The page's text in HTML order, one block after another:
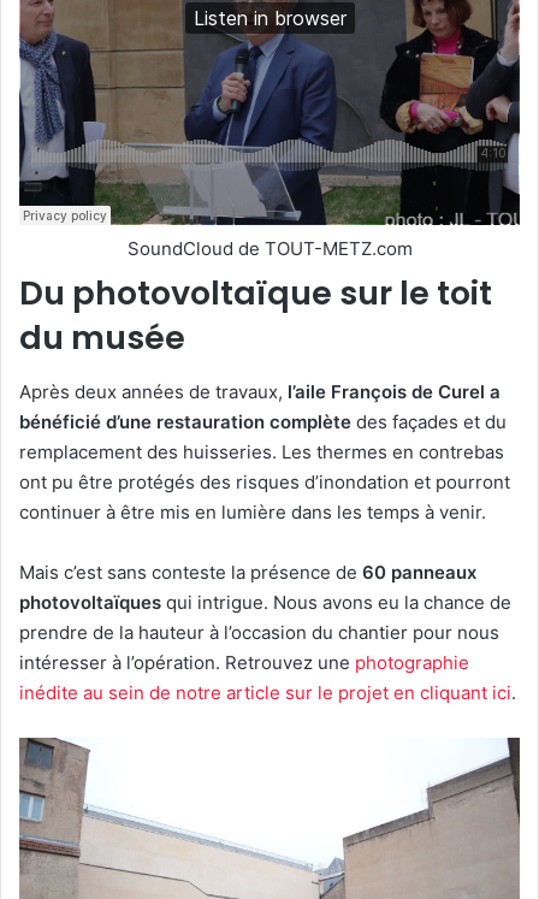
SoundCloud de TOUT-METZ.com
Du photovoltaïque sur le toit
du musée
Après deux années de travaux, l’aile François de Curel a
bénéficié d’une restauration complète des façades et du
remplacement des huisseries. Les thermes en contrebas
ont pu être protégés des risques d’inondation et pourront
continuer à être mis en lumière dans les temps à venir.
Mais c’est sans conteste la présence de 60 panneaux
photovoltaïques qui intrigue. Nous avons eu la chance de
prendre de la hauteur à l’occasion du chantier pour nous
intéresser à l’opération. Retrouvez une photographie
inédite au sein de notre article sur le projet en cliquant ici.